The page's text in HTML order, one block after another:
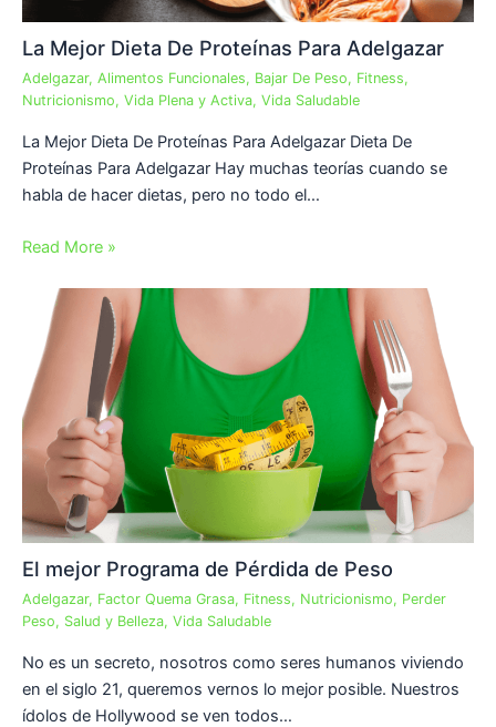
La Mejor Dieta De Proteínas Para Adelgazar
Adelgazar, Alimentos Funcionales, Bajar De Peso, Fitness,
Nutricionismo, Vida Plena y Activa, Vida Saludable
La Mejor Dieta De Proteínas Para Adelgazar Dieta De
Proteínas Para Adelgazar Hay muchas teorías cuando se
habla de hacer dietas, pero no todo el…
Read More »
El mejor Programa de Pérdida de Peso
Adelgazar, Factor Quema Grasa, Fitness, Nutricionismo, Perder
Peso, Salud y Belleza, Vida Saludable
No es un secreto, nosotros como seres humanos viviendo
en el siglo 21, queremos vernos lo mejor posible. Nuestros
ídolos de Hollywood se ven todos…